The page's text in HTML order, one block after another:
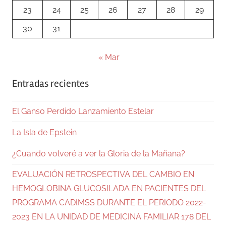
23 24 25 26 27 28
29
30
31
« Mar
Entradas recientes
El Ganso Perdido Lanzamiento Estelar
La Isla de Epstein
¿Cuando volveré a ver la Gloria de la Mañana?
EVALUACIÓN RETROSPECTIVA DEL CAMBIO EN
HEMOGLOBINA GLUCOSILADA EN PACIENTES DEL
PROGRAMA CADIMSS DURANTE EL PERIODO 2022-
2023 EN LA UNIDAD DE MEDICINA FAMILIAR 178 DEL